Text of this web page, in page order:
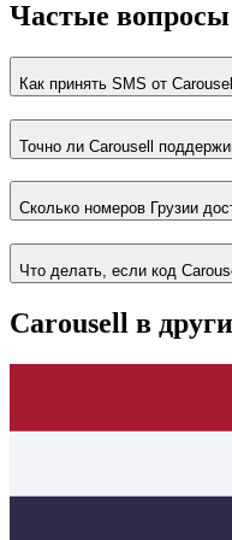
Частые вопросы
Как принять SMS от
Точно ли Carousell
Сколько номеров Грузии
Что делать, если код
Carousell в